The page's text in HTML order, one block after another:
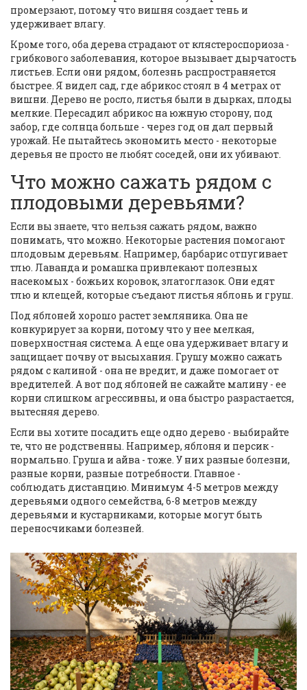
промерзают, потому что вишня создает тень и
удерживает влагу.
Кроме того, оба дерева страдают от клястероспориоза -
грибкового заболевания, которое вызывает дырчатость
листьев. Если они рядом, болезнь распространяется
быстрее. Я видел сад, где абрикос стоял в 4 метрах от
вишни. Дерево не росло, листья были в дырках, плоды
мелкие. Пересадил абрикос на южную сторону, под
забор, где солнца больше - через год он дал первый
урожай. Не пытайтесь экономить место - некоторые
деревья не просто не любят соседей, они их убивают.
Что можно сажать рядом с
плодовыми деревьями?
Если вы знаете, что нельзя сажать рядом, важно
понимать, что можно. Некоторые растения помогают
плодовым деревьям. Например, барбарис отпугивает
тлю. Лаванда и ромашка привлекают полезных
насекомых - божьих коровок, златоглазок. Они едят
тлю и клещей, которые съедают листья яблонь и груш.
Под яблоней хорошо растет земляника. Она не
конкурирует за корни, потому что у нее мелкая,
поверхностная система. А еще она удерживает влагу и
защищает почву от высыхания. Грушу можно сажать
рядом с калиной - она не вредит, и даже помогает от
вредителей. А вот под яблоней не сажайте малину - ее
корни слишком агрессивны, и она быстро разрастается,
вытесняя дерево.
Если вы хотите посадить еще одно дерево - выбирайте
те, что не родственны. Например, яблоня и персик -
нормально. Груша и айва - тоже. У них разные болезни,
разные корни, разные потребности. Главное -
соблюдать дистанцию. Минимум 4-5 метров между
деревьями одного семейства, 6-8 метров между
деревьями и кустарниками, которые могут быть
переносчиками болезней.